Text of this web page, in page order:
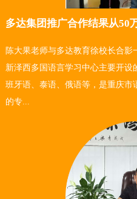
多达集团推广合作结果从50
陈大果老师与多达教育徐校长合
新泽西多国语言学习中心主要开
班牙语、泰语、俄语等，是重庆
的专...